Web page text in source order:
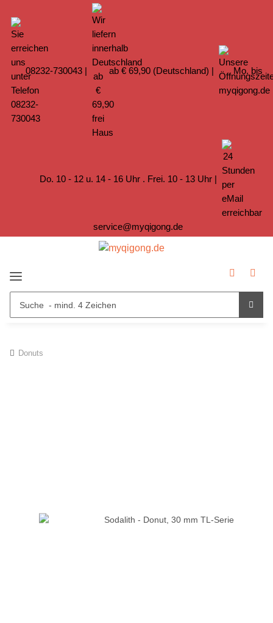
08232-730043| ab € 69,90 (Deutschland) | Mo. bis
Do. 10 - 12 u. 14 - 16 Uhr . Frei. 10 - 13 Uhr |
service@myqigong.de
Donuts